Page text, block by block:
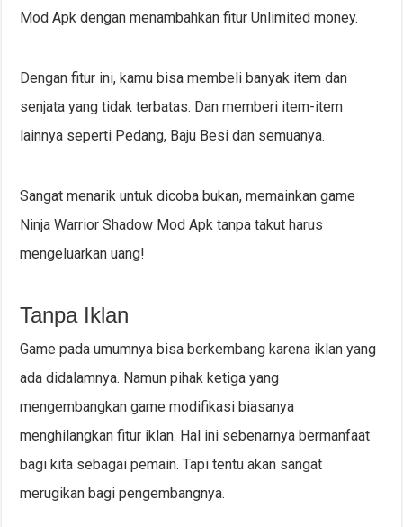
Mod Apk dengan menambahkan fitur Unlimited money.
Dengan fitur ini, kamu bisa membeli banyak item dan
senjata yang tidak terbatas. Dan memberi item-item
lainnya seperti Pedang, Baju Besi dan semuanya.
Sangat menarik untuk dicoba bukan, memainkan game
Ninja Warrior Shadow Mod Apk tanpa takut harus
mengeluarkan uang!
Tanpa Iklan
Game pada umumnya bisa berkembang karena iklan yang
ada didalamnya. Namun pihak ketiga yang
mengembangkan game modifikasi biasanya
menghilangkan fitur iklan. Hal ini sebenarnya bermanfaat
bagi kita sebagai pemain. Tapi tentu akan sangat
merugikan bagi pengembangnya.